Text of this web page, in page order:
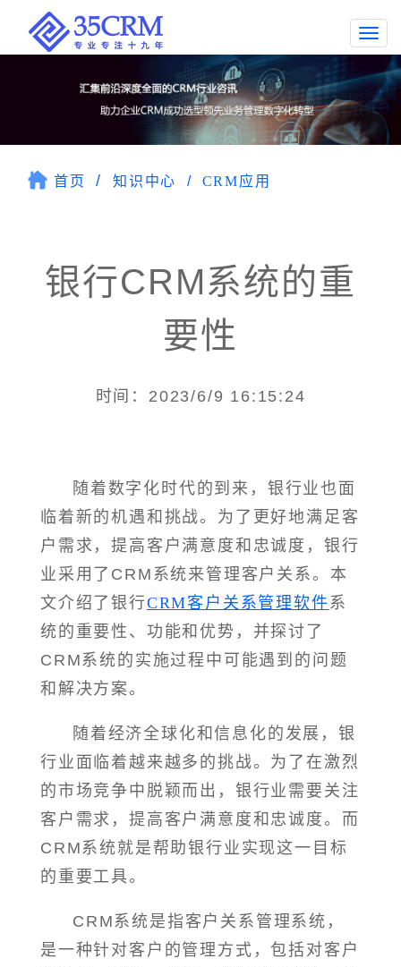
首页 知识中心 CRM应用
银行CRM系统的重
要性
时间：2023/6/9 16:15:24
随着数字化时代的到来，银行业也面
临着新的机遇和挑战。为了更好地满足客
户需求，提高客户满意度和忠诚度，银行
业采用了CRM系统来管理客户关系。本
文介绍了银行CRM客户关系管理软件系
统的重要性、功能和优势，并探讨了
CRM系统的实施过程中可能遇到的问题
和解决方案。
随着经济全球化和信息化的发展，银
行业面临着越来越多的挑战。为了在激烈
的市场竞争中脱颖而出，银行业需要关注
客户需求，提高客户满意度和忠诚度。而
CRM系统就是帮助银行业实现这一目标
的重要工具。
CRM系统是指客户关系管理系统，
是一种针对客户的管理方式，包括对客户